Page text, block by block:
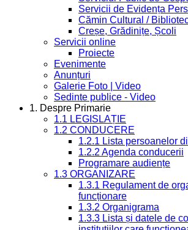
Servicii de Evidența
Cămin Cultural /
Creșe, Grădinițe, Școli
Servicii online
Proiecte
Evenimente
Anunțuri
Galerie Foto | Video
Sedinte publice - Video
1. Despre Primarie
1.1 LEGISLAȚIE
1.2 CONDUCERE
1.2.1 Lista persoanelor
1.2.2 Agenda conducerii
Programare audiențe
1.3 ORGANIZARE
1.3.1 Regulament de
funcționare
1.3.2 Organigrama
1.3.3 Lista și datele de